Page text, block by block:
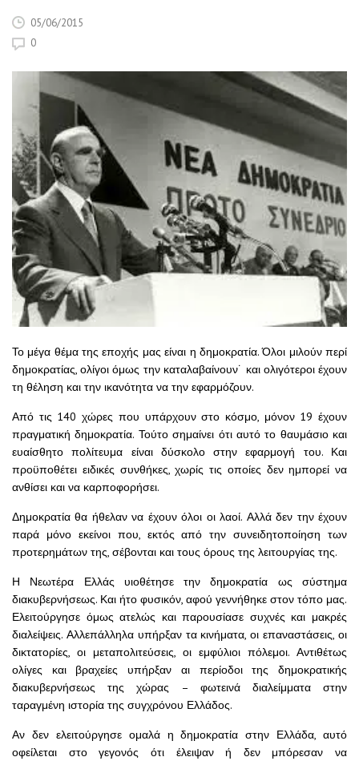
05/06/2015
0
Το μέγα θέμα της εποχής μας είναι η δημοκρατία. Όλοι μιλούν περί
δημοκρατίας, ολίγοι όμως την καταλαβαίνουν˙ και ολιγότεροι έχουν
τη θέληση και την ικανότητα να την εφαρμόζουν.
Από τις 140 χώρες που υπάρχουν στο κόσμο, μόνον 19 έχουν
πραγματική δημοκρατία. Τούτο σημαίνει ότι αυτό το θαυμάσιο και
ευαίσθητο πολίτευμα είναι δύσκολο στην εφαρμογή του. Και
προϋποθέτει ειδικές συνθήκες, χωρίς τις οποίες δεν ημπορεί να
ανθίσει και να καρποφορήσει.
Δημοκρατία θα ήθελαν να έχουν όλοι οι λαοί. Αλλά δεν την έχουν
παρά μόνο εκείνοι που, εκτός από την συνειδητοποίηση των
προτερημάτων της, σέβονται και τους όρους της λειτουργίας της.
Η Νεωτέρα Ελλάς υιοθέτησε την δημοκρατία ως σύστημα
διακυβερνήσεως. Και ήτο φυσικόν, αφού γεννήθηκε στον τόπο μας.
Ελειτούργησε όμως ατελώς και παρουσίασε συχνές και μακρές
διαλείψεις. Αλλεπάλληλα υπήρξαν τα κινήματα, οι επαναστάσεις, οι
δικτατορίες, οι μεταπολιτεύσεις, οι εμφύλιοι πόλεμοι. Αντιθέτως
ολίγες και βραχείες υπήρξαν αι περίοδοι της δημοκρατικής
διακυβερνήσεως της χώρας – φωτεινά διαλείμματα στην
ταραγμένη ιστορία της συγχρόνου Ελλάδος.
Αν δεν ελειτούργησε ομαλά η δημοκρατία στην Ελλάδα, αυτό
οφείλεται στο γεγονός ότι έλειψαν ή δεν μπόρεσαν να